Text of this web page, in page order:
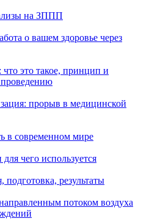
на ЗППП
о вашем здоровье через
это такое, принцип и
прорыв в медицинской
в современном мире
чего используется
результаты
потоком воздуха